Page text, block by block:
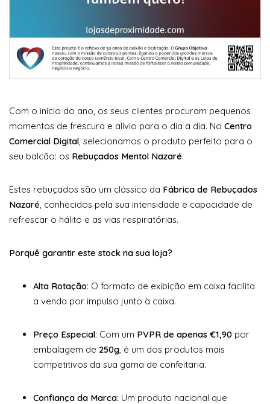
Com o início do ano, os seus clientes procuram pequenos
momentos de frescura e alívio para o dia a dia. No Centro
Comercial Digital , selecionamos o produto perfeito para o
seu balcão: os Rebuçados Mentol Nazaré.
Estes rebuçados são um clássico da Fábrica de Rebuçados
Nazaré , conhecidos pela sua intensidade e capacidade de
refrescar o hálito e as vias respiratórias.
Porquê garantir este stock na sua loja?
Alta Rotação: O formato de exibição em caixa facilita
a venda por impulso junto à caixa.
Preço Especial: Com um PVPR de apenas €1,90 por
embalagem de 250g , é um dos produtos mais
competitivos da sua gama de confeitaria.
Confiança da Marca: Um produto nacional que